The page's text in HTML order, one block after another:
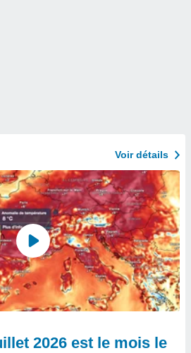
Voir détails
2026 est le mois le